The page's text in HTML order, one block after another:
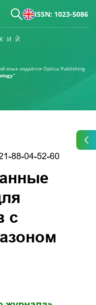
ISSN: 1023-5086
язык издаётся Optica Publishing
88-04-52-60
с